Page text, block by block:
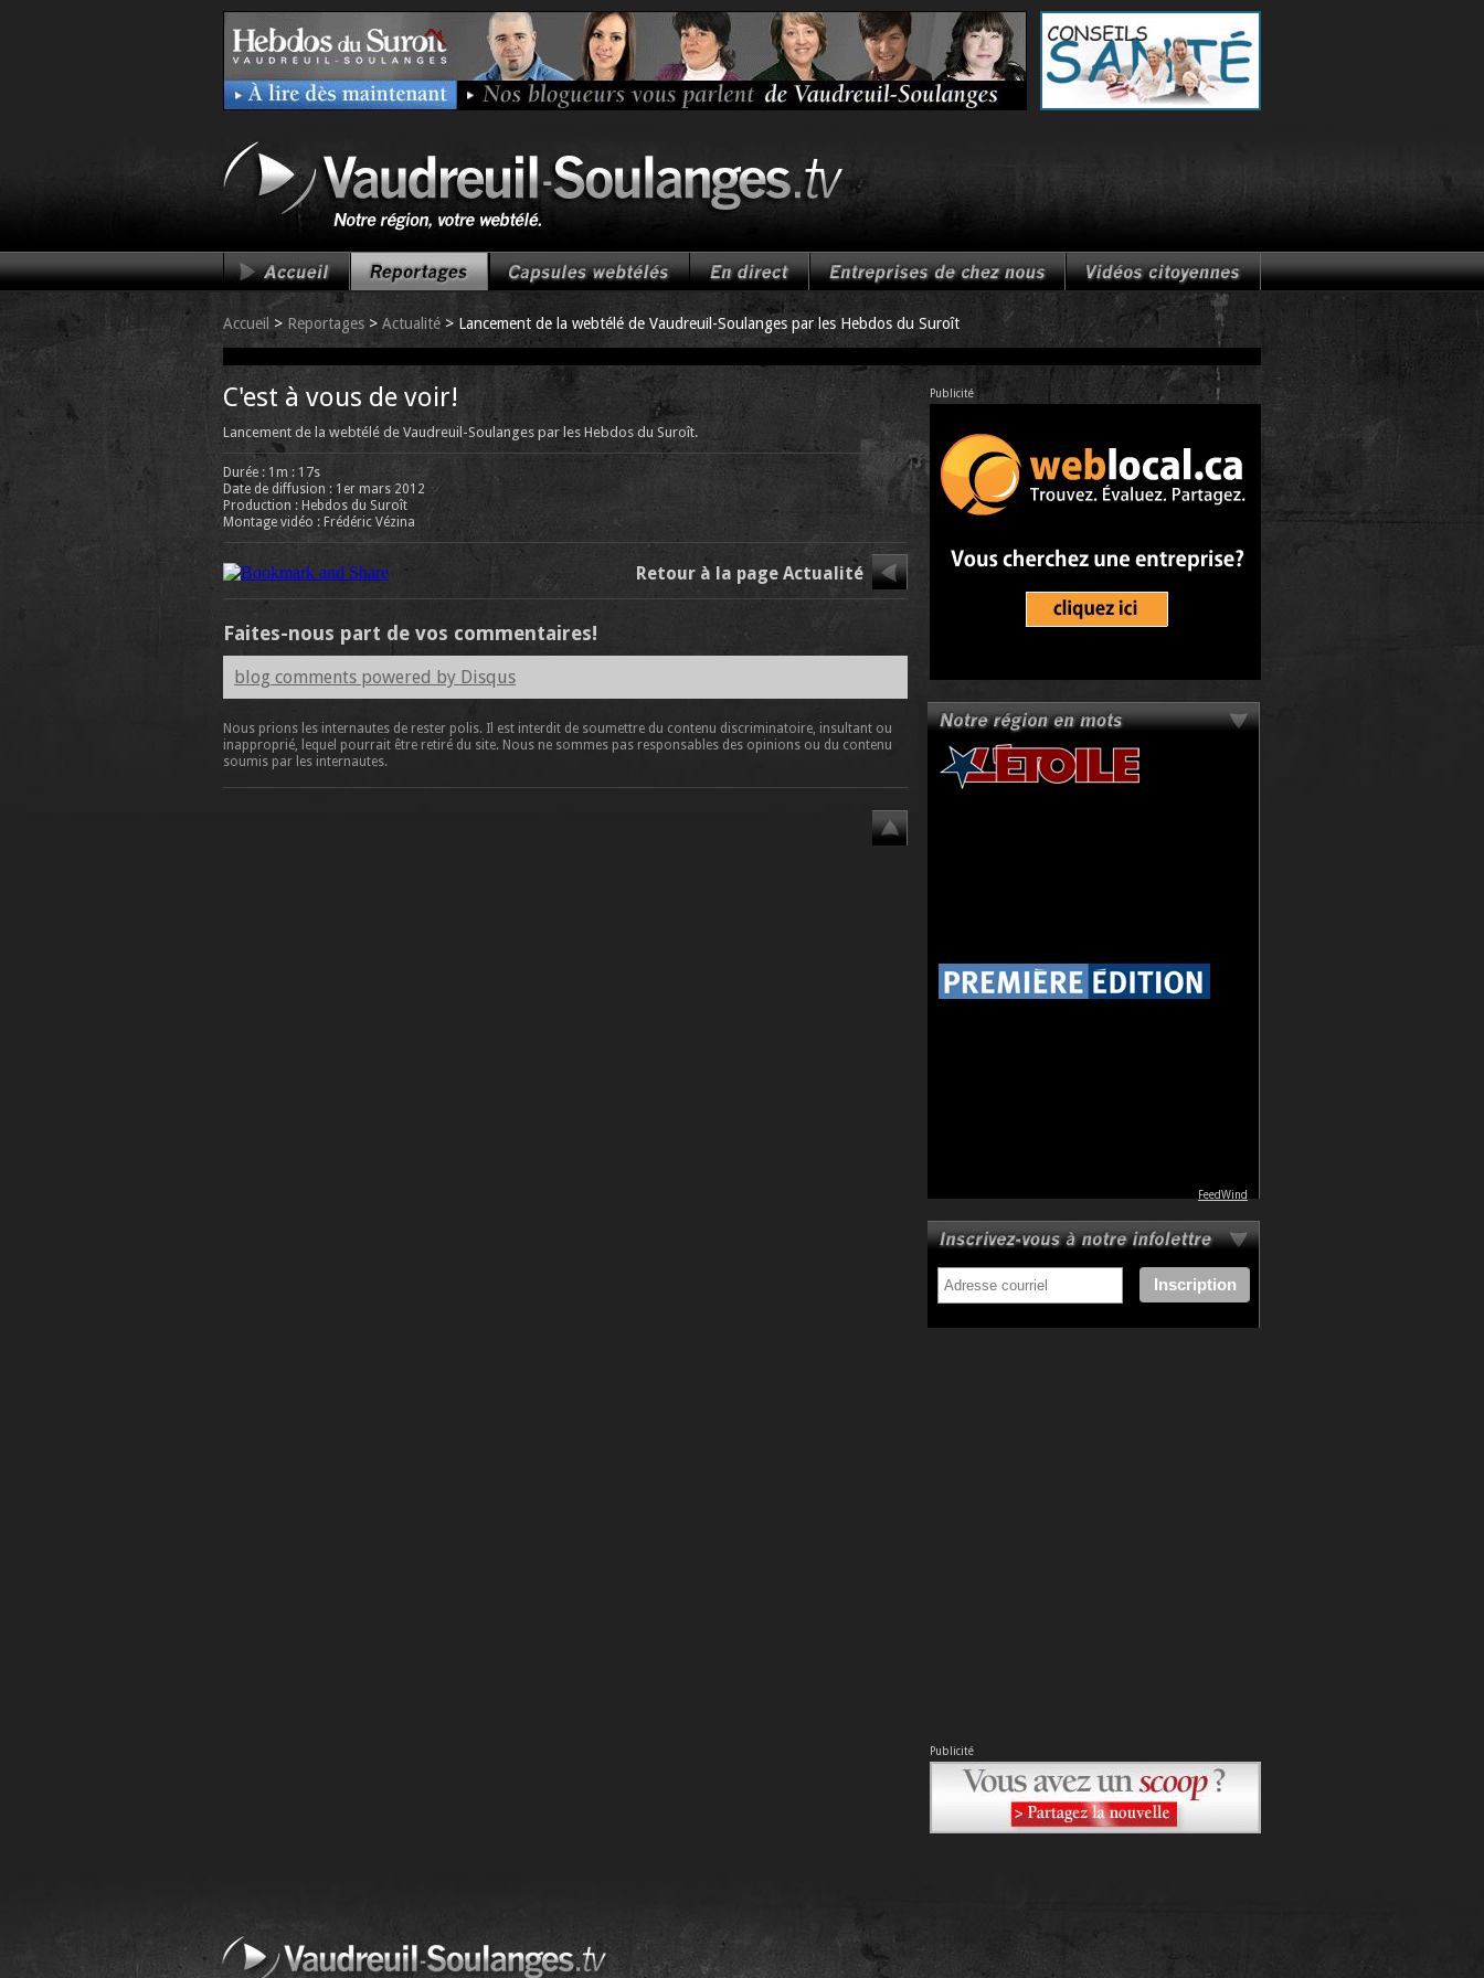
Accueil > Reportages > Actualité > Lancement de la webtélé de Vaudreuil-Soulanges par les Hebdos du Suroît
C'est à vous de voir!
Lancement de la webtélé de Vaudreuil-Soulanges par les Hebdos du Suroît.
Durée : 1m : 17s
Date de diffusion : 1er mars 2012
Production : Hebdos du Suroît
Montage vidéo : Frédéric Vézina
Retour à la page Actualité
Faites-nous part de vos commentaires!
blog comments powered by Disqus
Nous prions les internautes de rester polis. Il est interdit de soumettre du contenu discriminatoire, insultant ou
inapproprié, lequel pourrait être retiré du site. Nous ne sommes pas responsables des opinions ou du contenu
soumis par les internautes.
Publicité
Publicité